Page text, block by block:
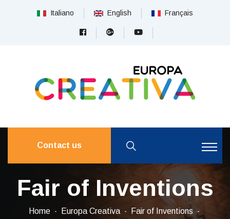
Italiano English Français
Contact us
Fair of Inventions
Home Europa Creativa
Fair of Inventions